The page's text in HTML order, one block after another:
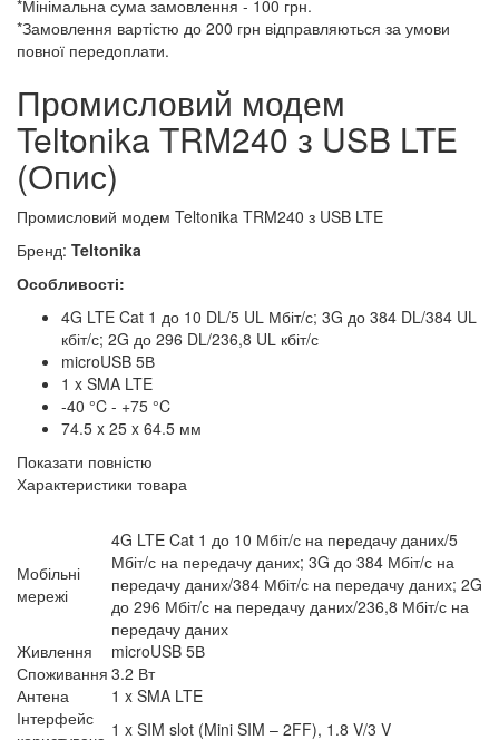
*Мінімальна сума замовлення - 100 грн.
*Замовлення вартістю до 200 грн відправляються за умови
повної передоплати.
Промисловий модем
Teltonika TRM240 з USB LTE
(Опис)
Промисловий модем Teltonika TRM240 з USB LTE
Бренд: Teltonika
Особливості:
4G LTE Cat 1 до 10 DL/5 UL Мбіт/с; 3G до 384 DL/384 UL
кбіт/с; 2G до 296 DL/236,8 UL кбіт/с
microUSB 5В
1 x SMA LTE
-40 °C - +75 °C
74.5 x 25 x 64.5 мм
Показати повністю
Характеристики товара
Мобільні
мережі
4G LTE Cat 1 до 10 Мбіт/с на передачу даних/5
Мбіт/с на передачу даних; 3G до 384 Мбіт/с на
передачу даних/384 Мбіт/с на передачу даних; 2G
до 296 Мбіт/с на передачу даних/236,8 Мбіт/с на
передачу даних
Живлення
microUSB 5В
Споживання 3.2 Вт
Антена
1 x SMA LTE
Інтерфейс
1 x SIM slot (Mini SIM – 2FF), 1.8 V/3 V